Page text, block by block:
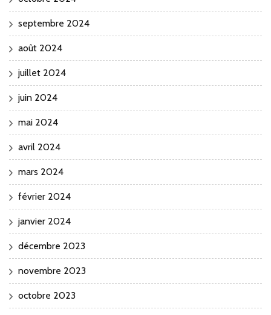
septembre 2024
août 2024
juillet 2024
juin 2024
mai 2024
avril 2024
mars 2024
février 2024
janvier 2024
décembre 2023
novembre 2023
octobre 2023